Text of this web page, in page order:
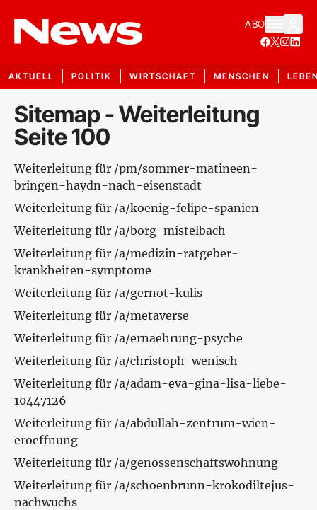
ABO
AKTUELL POLITIK WIRTSCHAFT MENSCHEN
Sitemap - Weiterleitung
Seite 100
Weiterleitung für /pm/sommer-matineen-
bringen-haydn-nach-eisenstadt
Weiterleitung für /a/koenig-felipe-spanien
Weiterleitung für /a/borg-mistelbach
Weiterleitung für /a/medizin-ratgeber-
krankheiten-symptome
Weiterleitung für /a/gernot-kulis
Weiterleitung für /a/metaverse
Weiterleitung für /a/ernaehrung-psyche
Weiterleitung für /a/christoph-wenisch
Weiterleitung für /a/adam-eva-gina-lisa-liebe-
10447126
Weiterleitung für /a/abdullah-zentrum-wien-
eroeffnung
Weiterleitung für /a/genossenschaftswohnung
Weiterleitung für /a/schoenbrunn-krokodiltejus-
nachwuchs